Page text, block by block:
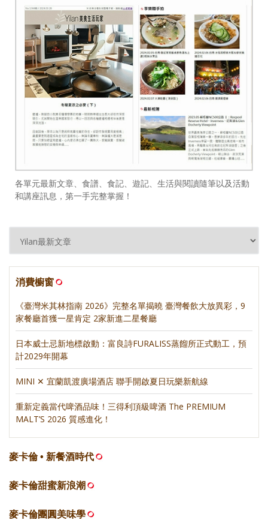
各單元最新文章、食譜、食記、遊記、生活與閱讀隨筆以及活動
和講座訊息，第一手完整掌握！
消費櫥窗
《臺灣米其林指南 2026》完整名單揭曉 臺灣餐飲大放異彩，9
家餐廳首獲一星肯定 2家新進二星餐廳
日本威士忌新地標啟動：富良詩FURALISS蒸餾所正式動工，預
計2029年開幕
MINI ✕ 宜蘭凱渡廣場酒店 聯手開啟夏日玩樂新航線
重新定義當代啤酒品味！三得利頂級啤酒 The PREMIUM
MALT’S 2026 質感進化！
麥卡倫 • 新餐酒時代
麥卡倫甜蜜新浪潮
麥卡倫團圓美味學